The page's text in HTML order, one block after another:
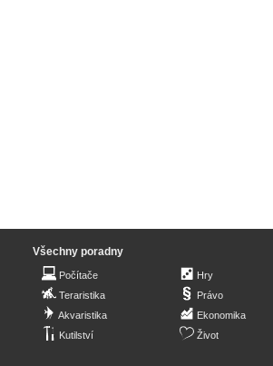
Všechny poradny
Počítače
Teraristika
Akvaristika
Kutilství
Hry
Právo
Ekonomika
Život